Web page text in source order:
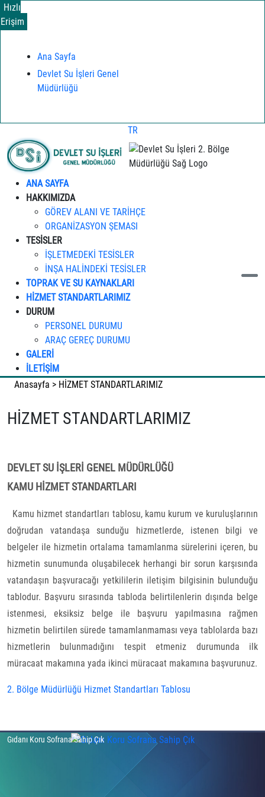
Hızlı
Erişim
Ana Sayfa
Devlet Su İşleri Genel
Müdürlüğü
TR
ANA SAYFA
HAKKIMIZDA
GÖREV ALANI VE TARİHÇE
ORGANİZASYON ŞEMASI
TESİSLER
İŞLETMEDEKİ TESİSLER
İNŞA HALİNDEKİ TESİSLER
TOPRAK VE SU KAYNAKLARI
HİZMET STANDARTLARIMIZ
DURUM
PERSONEL DURUMU
ARAÇ GEREÇ DURUMU
GALERİ
İLETİŞİM
Anasayfa > HİZMET STANDARTLARIMIZ
HİZMET STANDARTLARIMIZ
DEVLET SU İŞLERİ GENEL MÜDÜRLÜĞÜ
KAMU HİZMET STANDARTLARI
Kamu hizmet standartları tablosu, kamu kurum ve kuruluşlarının
doğrudan vatandaşa sunduğu hizmetlerde, istenen bilgi ve
belgeler ile hizmetin ortalama tamamlanma sürelerini içeren, bu
hizmetin sunumunda oluşabilecek herhangi bir sorun karşısında
vatandaşın başvuracağı yetkililerin iletişim bilgisinin bulunduğu
tablodur. Başvuru sırasında tabloda belirtilenlerin dışında belge
istenmesi, eksiksiz belge ile başvuru yapılmasına rağmen
hizmetin belirtilen sürede tamamlanmaması veya tablolarda bazı
hizmetlerin bulunmadığını tespit etmeniz durumunda ilk
müracaat makamına yada ikinci müracaat makamına başvurunuz.
2. Bölge Müdürlüğü Hizmet Standartları Tablosu
Gıdanı Koru Sofrana Sahip Çık